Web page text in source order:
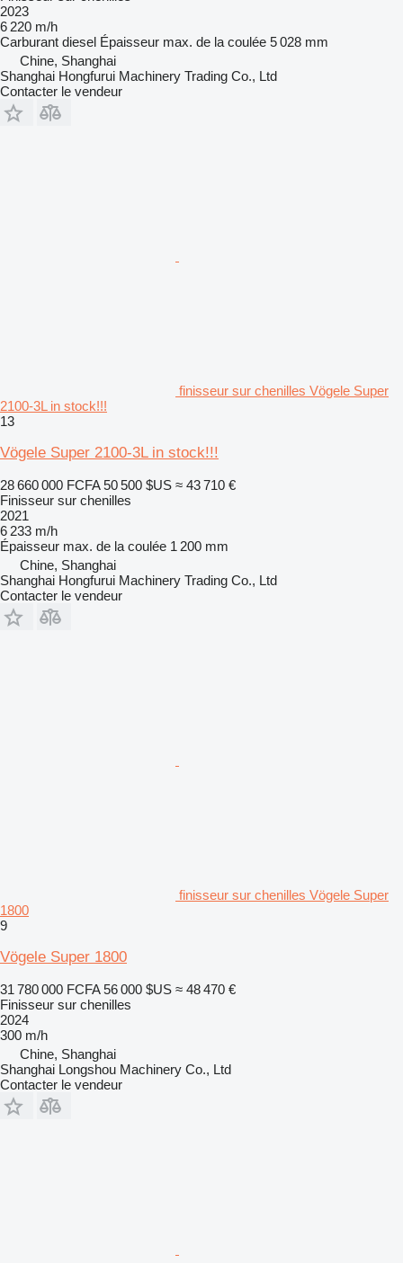
2023
6 220 m/h
Carburant diesel Épaisseur max. de la coulée 5 028 mm
Chine, Shanghai
Shanghai Hongfurui Machinery Trading Co., Ltd
Contacter le vendeur
finisseur sur chenilles Vögele Super
2100-3L in stock!!!
13
Vögele Super 2100-3L in stock!!!
28 660 000 FCFA 50 500 $US ≈ 43 710 €
Finisseur sur chenilles
2021
6 233 m/h
Épaisseur max. de la coulée 1 200 mm
Chine, Shanghai
Shanghai Hongfurui Machinery Trading Co., Ltd
Contacter le vendeur
finisseur sur chenilles Vögele Super
1800
9
Vögele Super 1800
31 780 000 FCFA 56 000 $US ≈ 48 470 €
Finisseur sur chenilles
2024
300 m/h
Chine, Shanghai
Shanghai Longshou Machinery Co., Ltd
Contacter le vendeur